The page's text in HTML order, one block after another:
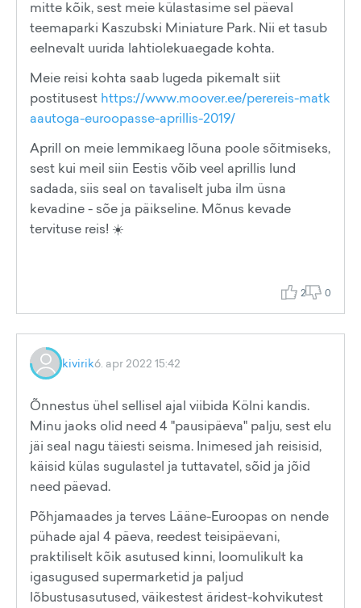
mitte kõik, sest meie külastasime sel päeval
teemaparki Kaszubski Miniature Park. Nii et tasub
eelnevalt uurida lahtiolekuaegade kohta.
Meie reisi kohta saab lugeda pikemalt siit
postitusest https://www.moover.ee/perereis-matk
aautoga-euroopasse-aprillis-2019/
Aprill on meie lemmikaeg lõuna poole sõitmiseks,
sest kui meil siin Eestis võib veel aprillis lund
sadada, siis seal on tavaliselt juba ilm üsna
kevadine - sõe ja päikseline. Mõnus kevade
tervituse reis! ☀️
2 0
kivirik6. apr 2022 15:42
Õnnestus ühel sellisel ajal viibida Kölni kandis.
Minu jaoks olid need 4 "pausipäeva" palju, sest elu
jäi seal nagu täiesti seisma. Inimesed jah reisisid,
käisid külas sugulastel ja tuttavatel, sõid ja jõid
need päevad.
Põhjamaades ja terves Lääne-Euroopas on nende
pühade ajal 4 päeva, reedest teisipäevani,
praktiliselt kõik asutused kinni, loomulikult ka
igasugused supermarketid ja paljud
lõbustusasutused, väikestest äridest-kohvikutest